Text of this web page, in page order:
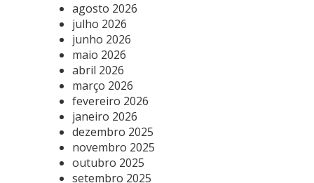
agosto 2026
julho 2026
junho 2026
maio 2026
abril 2026
março 2026
fevereiro 2026
janeiro 2026
dezembro 2025
novembro 2025
outubro 2025
setembro 2025